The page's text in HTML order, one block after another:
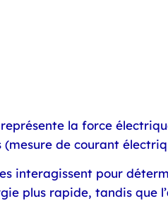
la force
de courant
interagissent pour
plus rapide, tandis que l’